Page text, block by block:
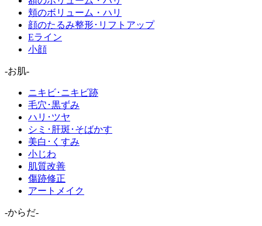
頬のボリューム・ハリ
顔のたるみ整形･リフトアップ
Eライン
小顔
-お肌-
ニキビ･ニキビ跡
毛穴･黒ずみ
ハリ･ツヤ
シミ･肝斑･そばかす
美白･くすみ
小じわ
肌質改善
傷跡修正
アートメイク
-からだ-